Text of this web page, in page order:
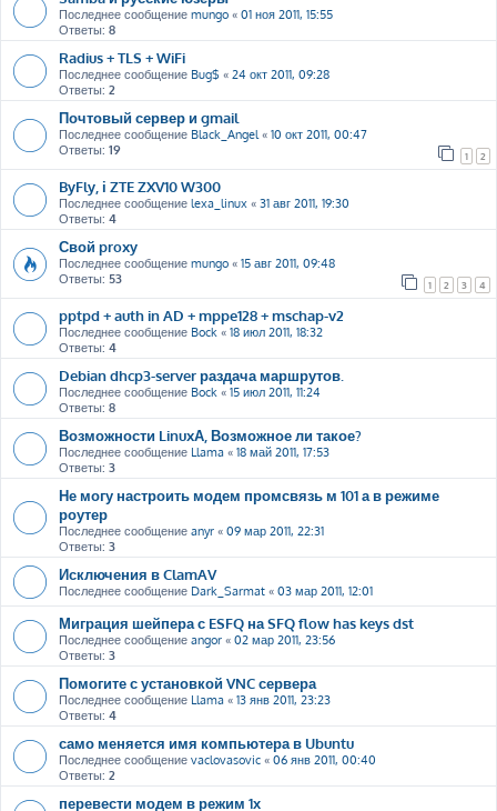
Последнее сообщение mungo « 01 ноя 2011, 15:55
Ответы: 8
Radius + TLS + WiFi
Последнее сообщение Bug$ « 24 окт 2011, 09:28
Ответы: 2
Почтовый сервер и gmail
Последнее сообщение Black_Angel« 10 окт 2011, 00:47
Ответы: 19 1 2
ByFly, і ZTE ZXV10 W300
Последнее сообщение lexa_linux « 31 авг 2011, 19:30
Ответы: 4
Свой proxy
Последнее сообщение mungo « 15 авг 2011, 09:48
Ответы: 53 1 2 3 4
pptpd + auth in AD + mppe128 + mschap-v2
Последнее сообщение Bock « 18 июл 2011, 18:32
Ответы: 4
Debian dhcp3-server раздача маршрутов.
Последнее сообщение Bock « 15 июл 2011, 11:24
Ответы: 8
Возможности LinuxА, Возможное ли такое?
Последнее сообщение Llama « 18 май 2011, 17:53
Ответы: 3
Не могу настроить модем промсвязь м 101 а в режиме
роутер
Последнее сообщение anyr « 09 мар 2011, 22:31
Ответы: 3
Исключения в ClamAV
Последнее сообщение Dark_Sarmat « 03 мар 2011, 12:01
Миграция шейпера с ESFQ на SFQ flow has keys dst
Последнее сообщение angor « 02 мар 2011, 23:56
Ответы: 3
Помогите с установкой VNC сервера
Последнее сообщение Llama « 13 янв 2011, 23:23
Ответы: 4
само меняется имя компьютера в Ubuntu
Последнее сообщение vaclovasovic « 06 янв 2011, 00:40
Ответы: 2
перевести модем в режим 1х